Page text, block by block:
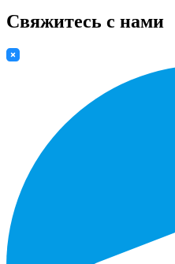
Свяжитесь с нами